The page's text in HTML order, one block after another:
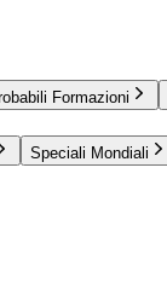
Formazioni
Speciali Mondiali